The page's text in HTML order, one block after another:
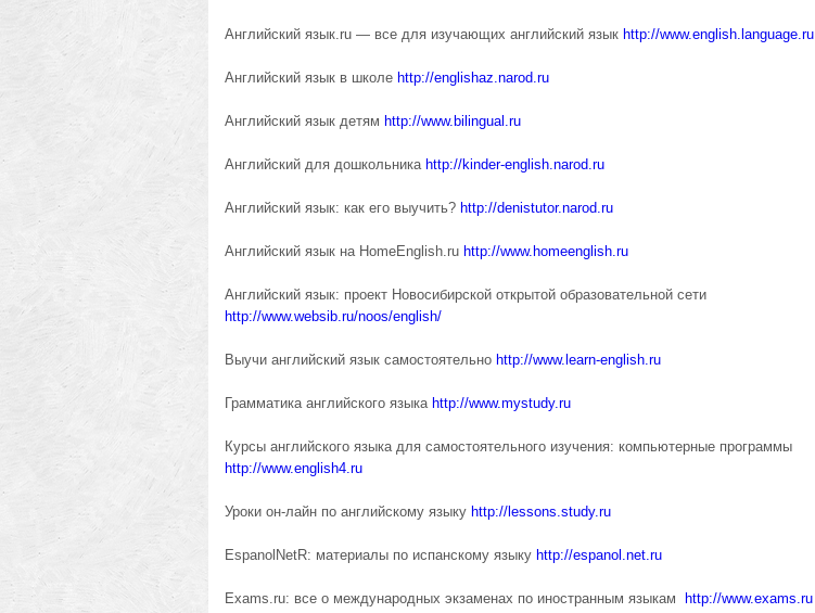
Английский язык.ru — все для изучающих английский язык http://www.english.language.ru
Английский язык в школе http://englishaz.narod.ru
Английский язык детям http://www.bilingual.ru
Английский для дошкольника http://kinder-english.narod.ru
Английский язык: как его выучить? http://denistutor.narod.ru
Английский язык на HomeEnglish.ru http://www.homeenglish.ru
Английский язык: проект Новосибирской открытой образовательной сети
http://www.websib.ru/noos/english/
Выучи английский язык самостоятельно http://www.learn-english.ru
Грамматика английского языка http://www.mystudy.ru
Курсы английского языка для самостоятельного изучения: компьютерные программы
http://www.english4.ru
Уроки он-лайн по английскому языку http://lessons.study.ru
EspanolNetR: материалы по испанскому языку http://espanol.net.ru
Exams.ru: все о международных экзаменах по иностранным языкам http://www.exams.ru